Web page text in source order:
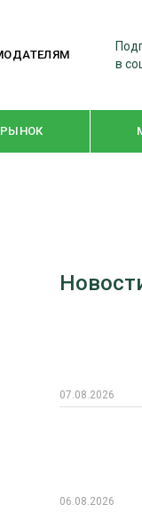
в
РЫНОК
WOODEX-2021
СУШКА ДРЕВЕСИНЫ
07.08.2026
06.08.2026